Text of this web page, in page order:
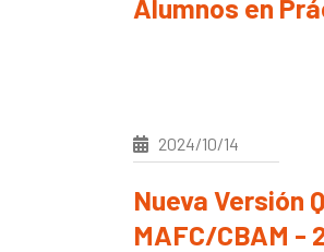
Alumnos en
2024/10/14
Nueva Versión
MAFC/CBAM -